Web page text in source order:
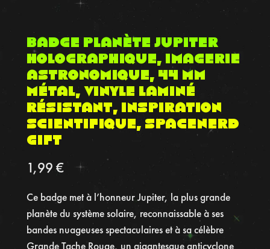
Badge Planète Jupiter
Holographique, Imagerie
Astronomique, 44 mm
Métal, Vinyle Laminé
Résistant, Inspiration
Scientifique, Spacenerd
gift
1,99 €
Ce badge met à l’honneur Jupiter, la plus grande
planète du système solaire, reconnaissable à ses
bandes nuageuses spectaculaires et à sa célèbre
Grande Tache Rouge, un gigantesque anticyclone